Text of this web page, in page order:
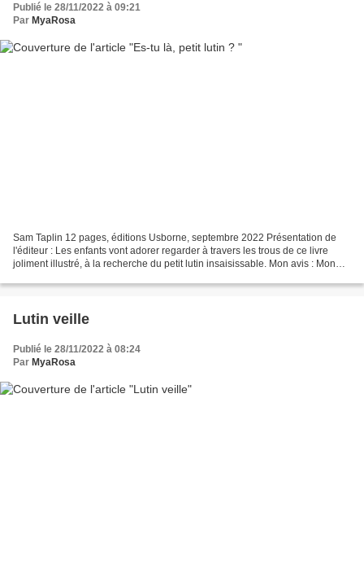
Publié le 28/11/2022 à 09:21
Par MyaRosa
Sam Taplin 12 pages, éditions Usborne, septembre 2022 Présentation de
l'éditeur : Les enfants vont adorer regarder à travers les trous de ce livre
joliment illustré, à la recherche du petit lutin insaisissable. Mon avis : Mon
Lutin veille
Publié le 28/11/2022 à 08:24
Par MyaRosa